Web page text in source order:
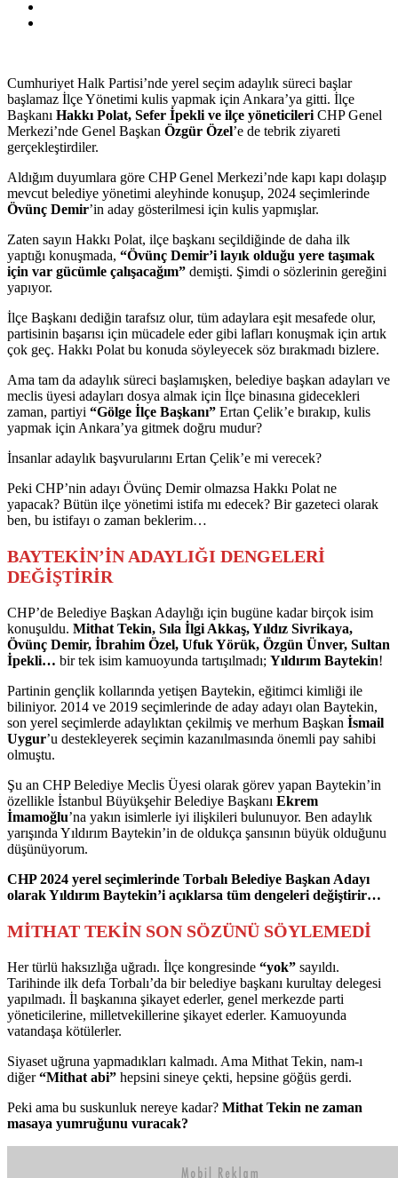
Cumhuriyet Halk Partisi’nde yerel seçim adaylık süreci başlar
başlamaz İlçe Yönetimi kulis yapmak için Ankara’ya gitti. İlçe
Başkanı Hakkı Polat, Sefer İpekli ve ilçe yöneticileri CHP Genel
Merkezi’nde Genel Başkan Özgür Özel’e de tebrik ziyareti
gerçekleştirdiler.
Aldığım duyumlara göre CHP Genel Merkezi’nde kapı kapı dolaşıp
mevcut belediye yönetimi aleyhinde konuşup, 2024 seçimlerinde
Övünç Demir’in aday gösterilmesi için kulis yapmışlar.
Zaten sayın Hakkı Polat, ilçe başkanı seçildiğinde de daha ilk
yaptığı konuşmada, “Övünç Demir’i layık olduğu yere taşımak
için var gücümle çalışacağım” demişti. Şimdi o sözlerinin gereğini
yapıyor.
İlçe Başkanı dediğin tarafsız olur, tüm adaylara eşit mesafede olur,
partisinin başarısı için mücadele eder gibi lafları konuşmak için artık
çok geç. Hakkı Polat bu konuda söyleyecek söz bırakmadı bizlere.
Ama tam da adaylık süreci başlamışken, belediye başkan adayları ve
meclis üyesi adayları dosya almak için İlçe binasına gidecekleri
zaman, partiyi “Gölge İlçe Başkanı” Ertan Çelik’e bırakıp, kulis
yapmak için Ankara’ya gitmek doğru mudur?
İnsanlar adaylık başvurularını Ertan Çelik’e mi verecek?
Peki CHP’nin adayı Övünç Demir olmazsa Hakkı Polat ne
yapacak? Bütün ilçe yönetimi istifa mı edecek? Bir gazeteci olarak
ben, bu istifayı o zaman beklerim…
BAYTEKİN’İN ADAYLIĞI DENGELERİ
DEĞİŞTİRİR
CHP’de Belediye Başkan Adaylığı için bugüne kadar birçok isim
konuşuldu. Mithat Tekin, Sıla İlgi Akkaş, Yıldız Sivrikaya,
Övünç Demir, İbrahim Özel, Ufuk Yörük, Özgün Ünver, Sultan
İpekli… bir tek isim kamuoyunda tartışılmadı; Yıldırım Baytekin!
Partinin gençlik kollarında yetişen Baytekin, eğitimci kimliği ile
biliniyor. 2014 ve 2019 seçimlerinde de aday adayı olan Baytekin,
son yerel seçimlerde adaylıktan çekilmiş ve merhum Başkan İsmail
Uygur’u destekleyerek seçimin kazanılmasında önemli pay sahibi
olmuştu.
Şu an CHP Belediye Meclis Üyesi olarak görev yapan Baytekin’in
özellikle İstanbul Büyükşehir Belediye Başkanı Ekrem
İmamoğlu’na yakın isimlerle iyi ilişkileri bulunuyor. Ben adaylık
yarışında Yıldırım Baytekin’in de oldukça şansının büyük olduğunu
düşünüyorum.
CHP 2024 yerel seçimlerinde Torbalı Belediye Başkan Adayı
olarak Yıldırım Baytekin’i açıklarsa tüm dengeleri değiştirir…
MİTHAT TEKİN SON SÖZÜNÜ SÖYLEMEDİ
Her türlü haksızlığa uğradı. İlçe kongresinde “yok” sayıldı.
Tarihinde ilk defa Torbalı’da bir belediye başkanı kurultay delegesi
yapılmadı. İl başkanına şikayet ederler, genel merkezde parti
yöneticilerine, milletvekillerine şikayet ederler. Kamuoyunda
vatandaşa kötülerler.
Siyaset uğruna yapmadıkları kalmadı. Ama Mithat Tekin, nam-ı
diğer“Mithat abi” hepsini sineye çekti, hepsine göğüs gerdi.
Peki ama bu suskunluk nereye kadar? Mithat Tekin ne zaman
masaya yumruğunu vuracak?